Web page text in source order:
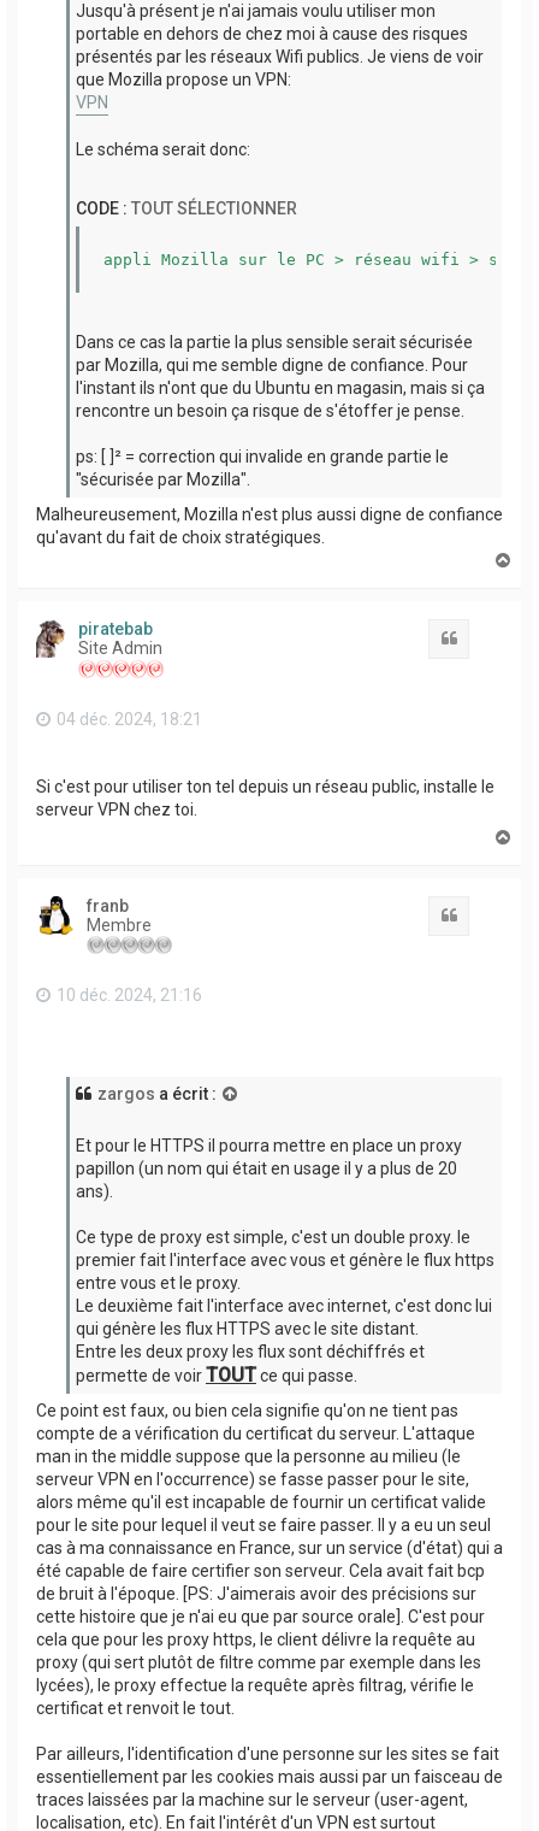
Jusqu'à présent je n'ai jamais voulu utiliser mon
portable en dehors de chez moi à cause des risques
présentés par les réseaux Wifi publics. Je viens de voir
que Mozilla propose un VPN:
VPN
Le schéma serait donc:
CODE : TOUT SÉLECTIONNER
appli Mozilla sur le PC > réseau wifi >
Dans ce cas la partie la plus sensible serait sécurisée
par Mozilla, qui me semble digne de confiance. Pour
l'instant ils n'ont que du Ubuntu en magasin, mais si ça
rencontre un besoin ça risque de s'étoffer je pense.
ps: [ ]² = correction qui invalide en grande partie le
"sécurisée par Mozilla".
Malheureusement, Mozilla n'est plus aussi digne de confiance
qu'avant du fait de choix stratégiques.
piratebab
Site Admin
04 déc. 2024, 18:21
Si c'est pour utiliser ton tel depuis un réseau public, installe le
serveur VPN chez toi.
franb
Membre
10 déc. 2024, 21:16
zargos a écrit :
Et pour le HTTPS il pourra mettre en place un proxy
papillon (un nom qui était en usage il y a plus de 20
ans).
Ce type de proxy est simple, c'est un double proxy. le
premier fait l'interface avec vous et génère le flux https
entre vous et le proxy.
Le deuxième fait l'interface avec internet, c'est donc lui
qui génère les flux HTTPS avec le site distant.
Entre les deux proxy les flux sont déchiffrés et
permette de voirTOUTce qui passe.
Ce point est faux, ou bien cela signifie qu'on ne tient pas
compte de a vérification du certificat du serveur. L'attaque
man in the middle suppose que la personne au milieu (le
serveur VPN en l'occurrence) se fasse passer pour le site,
alors même qu'il est incapable de fournir un certificat valide
pour le site pour lequel il veut se faire passer. Il y a eu un seul
cas à ma connaissance en France, sur un service (d'état) qui a
été capable de faire certifier son serveur. Cela avait fait bcp
de bruit à l'époque. [PS: J'aimerais avoir des précisions sur
cette histoire que je n'ai eu que par source orale]. C'est pour
cela que pour les proxy https, le client délivre la requête au
proxy (qui sert plutôt de filtre comme par exemple dans les
lycées), le proxy effectue la requête après filtrag, vérifie le
certificat et renvoit le tout.
Par ailleurs, l'identification d'une personne sur les sites se fait
essentiellement par les cookies mais aussi par un faisceau de
traces laissées par la machine sur le serveur (user-agent,
localisation, etc). En fait l'intérêt d'un VPN est surtout